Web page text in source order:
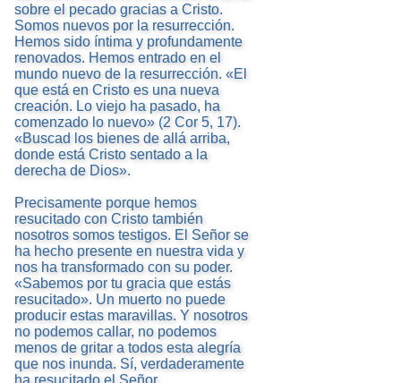
sobre el pecado gracias a Cristo.
Somos nuevos por la resurrección.
Hemos sido íntima y profundamente
renovados. Hemos entrado en el
mundo nuevo de la resurrección. «El
que está en Cristo es una nueva
creación. Lo viejo ha pasado, ha
comenzado lo nuevo» (2 Cor 5, 17).
«Buscad los bienes de allá arriba,
donde está Cristo sentado a la
derecha de Dios».
Precisamente porque hemos
resucitado con Cristo también
nosotros somos testigos. El Señor se
ha hecho presente en nuestra vida y
nos ha transformado con su poder.
«Sabemos por tu gracia que estás
resucitado». Un muerto no puede
producir estas maravillas. Y nosotros
no podemos callar, no podemos
menos de gritar a todos esta alegría
que nos inunda. Sí, verdaderamente